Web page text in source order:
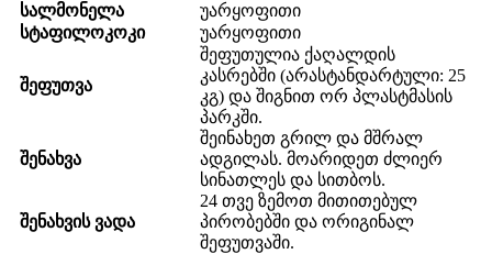
სალმონელა
უარყოფითი
სტაფილოკოკი
უარყოფითი
შეფუთვა
შეფუთულია ქაღალდის
კასრებში (არასტანდარტული: 25
კგ) და შიგნით ორ პლასტმასის
პარკში.
შენახვა
შეინახეთ გრილ და მშრალ
ადგილას. მოარიდეთ ძლიერ
სინათლეს და სითბოს.
შენახვის ვადა
24 თვე ზემოთ მითითებულ
პირობებში და ორიგინალ
შეფუთვაში.